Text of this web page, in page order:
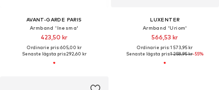
AVANT-GARDE PARIS
Armband 'Inesma'
423,50 kr
Ordinarie pris: 605,00 kr
Senaste lägsta pris:292,60 kr
LUXENTER
Armband 'Uriom'
566,53 kr
Ordinarie pris: 1 573,95 kr
Senaste lägsta pris:1 258,95 kr-55%